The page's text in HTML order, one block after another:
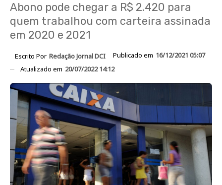
Abono pode chegar a R$ 2.420 para
quem trabalhou com carteira assinada
em 2020 e 2021
Escrito Por Redação Jornal DCI Publicado em 16/12/2021 05:07
Atualizado em 20/07/2022 14:12